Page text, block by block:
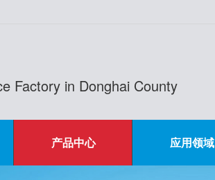
Factory in Donghai County
产品中心 应用领域